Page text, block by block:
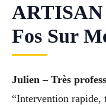
Fos Sur
Julien – Très
“Intervention rapide,